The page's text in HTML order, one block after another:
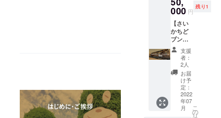
「備考
欄」に
必ずご
記入く
ださい
お名前
の掲載
は文字
のみ
（個人
名（本
人の
み）も
しくは
会社名
ヒー
チャプ
チャプ
の原材
料:コー
ヒー豆
及び添
加物等
の食品
表示は
お渡し
商品の
ラベル
に表記
されま
掲載を
希望さ
れるお
名前を
「備考
欄」に
必ずご
記入く
ださい
※ オリ
ジナル
手ぬぐ
い、本
体：
W900×
希望さ
れるお
名前を
「備考
欄」に
必ずご
記入く
ださい
お名前
の掲載
は文字
のみ
（個人
名（本
人の
なたも
つなぐ
ば
通？！
▼リ
ターン
内容 ・
さいか
ちどブ
ンコブ
レンド
コー
ヒー
チャプ
力でお
礼の
メッ
セージ
を送り
しま
す。 ▼
リター
ン内容
・感謝
の気持
ちを込
めて御
礼の
000 円
残り1
【さい
かちど
ブンコ&
シェア
アトリ
エつな
ぐば視
察券
（ドリ
ンク
付）】
つなぐ
支援
者：
2人
お届
け予
定：
2022
年07
月
こ
の
リ